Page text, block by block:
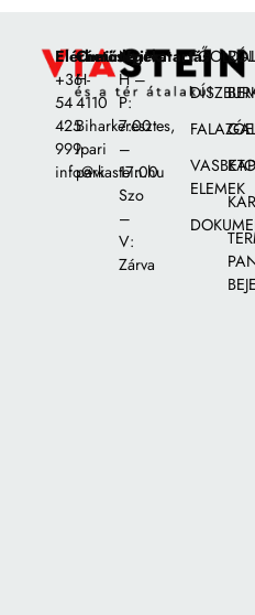
Elérhetőségek:
+36
54
425
999
info@viastein.hu
Címünk:
H-
4110
Biharkeresztes,
Ipari
park
Nyitvatartás
H –
P:
7:00
–
17:00
Szo
–
V:
Zárva
ELEMEK